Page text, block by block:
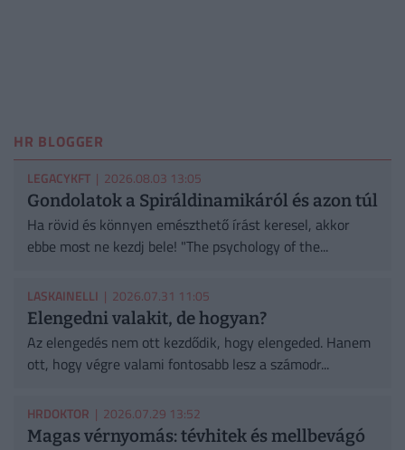
HR BLOGGER
LEGACYKFT | 2026.08.03 13:05
Gondolatok a Spiráldinamikáról és azon túl
Ha rövid és könnyen emészthető írást keresel, akkor
ebbe most ne kezdj bele! "The psychology of the...
LASKAINELLI | 2026.07.31 11:05
Elengedni valakit, de hogyan?
Az elengedés nem ott kezdődik, hogy elengeded. Hanem
ott, hogy végre valami fontosabb lesz a számodr...
HRDOKTOR | 2026.07.29 13:52
Magas vérnyomás: tévhitek és mellbevágó